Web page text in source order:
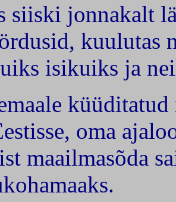
siiski jonnakalt
kuulutas
isikuiks ja
oma
maailmasõda